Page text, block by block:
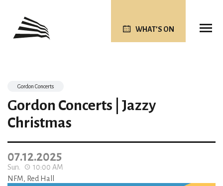
WHAT’S ON
Gordon Concerts
Gordon Concerts | Jazzy
Christmas
07.12.2025
Sun.
10:00 AM
NFM, Red Hall